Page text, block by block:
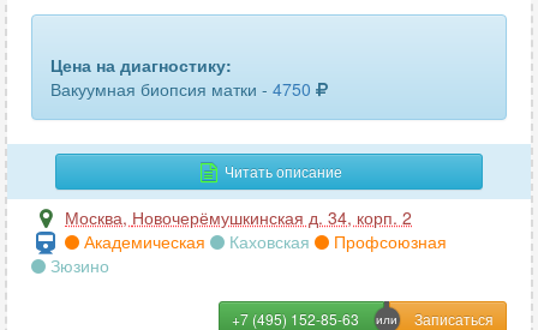
ворсин хориона
вульвы радиоволновым методом 68
пункционная аспирационная биопсия щитовидной железы
15
пункционная биопсия кожи
пункционная биопсия легкого
Цена на диагностику:
Вакуумная биопсия матки - 4750
Читать описание
Москва, Новочерёмушкинская д. 34, корп. 2
Академическая
Каховская
Профсоюзная
Зюзино
+7 (495) 152-85-63